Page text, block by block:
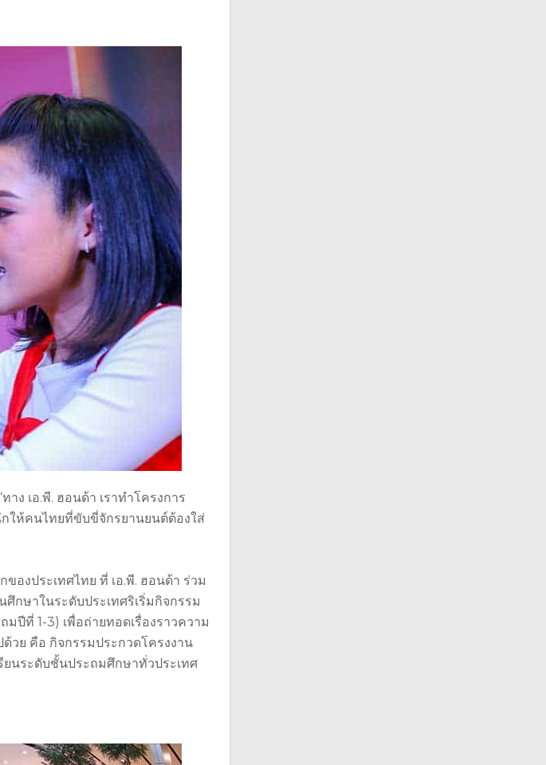
ง เอ.พี. ฮอนด้า เราทำโครงการ
ให้คนไทยที่ขับขี่จักรยานยนต์ต้องใส่
องประเทศไทย ที่ เอ.พี. ฮอนด้า ร่วม
กษาในระดับประเทศริเริ่มกิจกรรม
ที่ 1-3) เพื่อถ่ายทอดเรื่องราวความ
วย คือ กิจกรรมประกวดโครงงาน
นระดับชั้นประถมศึกษาทั่วประเทศ